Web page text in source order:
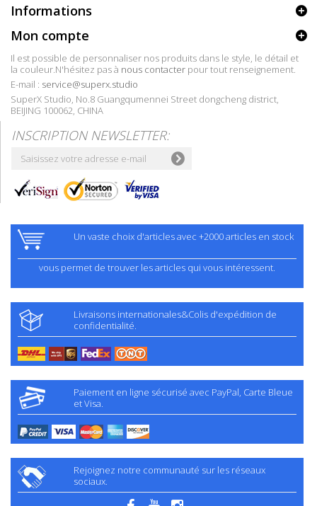
Informations
Mon compte
Il est possible de personnaliser nos produits dans le style, le détail et
la couleur.N'hésitez pas à nous contacter pour tout renseignement.
E-mail : service@superx.studio
SuperX Studio, No.8 Guangqumennei Street dongcheng district,
BEIJING 100062, CHINA
INSCRIPTION NEWSLETTER:
Un vaste choix d'articles avec +2000 articles en stock
vous permet de trouver les articles qui vous intéressent.
Livraisons internationales&Colis d'expédition de
confidentialité.
Paiement en ligne sécurisé avec PayPal, Carte Bleue
et Visa.
Rejoignez notre communauté sur les réseaux
sociaux.